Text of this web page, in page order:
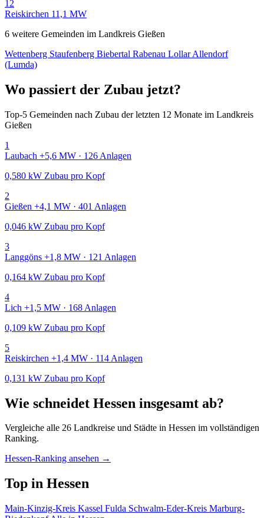
12
Reiskirchen 11,1 MW
6 weitere Gemeinden im Landkreis Gießen
Wettenberg Staufenberg Biebertal Rabenau LollarAllendorf
(Lumda)
Wo passiert der Zubau jetzt?
Top-5 Gemeinden nach Zubau der letzten 12 Monate im Landkreis
Gießen
1
Laubach +5,6 MW · 126 Anlagen
0,580 kW Zubau pro Kopf
2
Gießen +4,1 MW · 401 Anlagen
0,046 kW Zubau pro Kopf
3
Langgöns +1,8 MW · 121 Anlagen
0,164 kW Zubau pro Kopf
4
Lich +1,5 MW · 168 Anlagen
0,109 kW Zubau pro Kopf
5
Reiskirchen +1,4 MW · 114 Anlagen
0,131 kW Zubau pro Kopf
Wie schneidet Hessen insgesamt ab?
Vergleiche alle 26 Landkreise und Städte in Hessen im vollständigen
Ranking.
Hessen-Ranking ansehen →
Top in Hessen
Main-Kinzig-Kreis Kassel Fulda Schwalm-Eder-Kreis Marburg-